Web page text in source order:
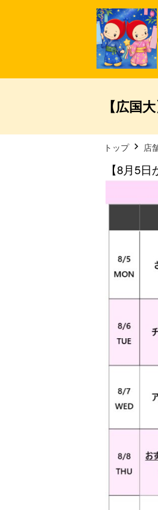
【広国
トップ 店
【8月5